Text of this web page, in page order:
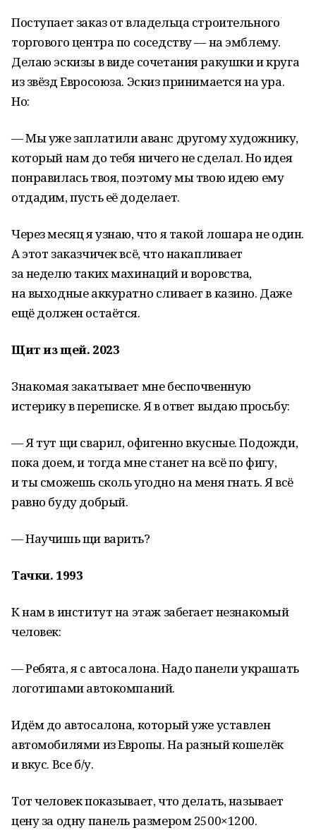
Поступает заказ от владельца строительного
торгового центра по соседству — на эмблему.
Делаю эскизы в виде сочетания ракушки и круга
из звёзд Евросоюза. Эскиз принимается на ура.
Но:
— Мы уже заплатили аванс другому художнику,
который нам до тебя ничего не сделал. Но идея
понравилась твоя, поэтому мы твою идею ему
отдадим, пусть её доделает.
Через месяц я узнаю, что я такой лошара не один.
А этот заказчичек всё, что накапливает
за неделю таких махинаций и воровства,
на выходные аккуратно сливает в казино. Даже
ещё должен остаётся.
Щит из щей. 2023
Знакомая закатывает мне беспочвенную
истерику в переписке. Я в ответ выдаю просьбу:
— Я тут щи сварил, офигенно вкусные. Подожди,
пока доем, и тогда мне станет на всё по фигу,
и ты сможешь сколь угодно на меня гнать. Я всё
равно буду добрый.
— Научишь щи варить?
Тачки. 1993
К нам в институт на этаж забегает незнакомый
человек:
— Ребята, я с автосалона. Надо панели украшать
логотипами автокомпаний.
Идём до автосалона, который уже уставлен
автомобилями из Европы. На разный кошелёк
и вкус. Все б/у.
Тот человек показывает, что делать, называет
цену за одну панель размером 2500×1200.